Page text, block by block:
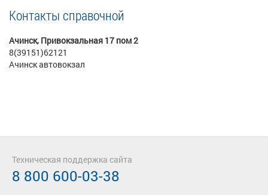
Контакты справочной
Ачинск, Привокзальная 17 пом 2
8(39151)62121
Ачинск автовокзал
Техническая поддержка сайта
8 800 600-03-38